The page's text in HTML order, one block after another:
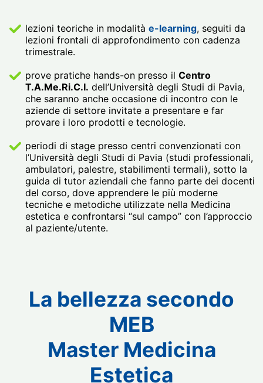
lezioni teoriche in modalitàe-learning, seguiti da
lezioni frontali di approfondimento con cadenza
trimestrale.
prove pratiche hands-on presso ilCentro
T.A.Me.Ri.C.I. dell’Università degli Studi di Pavia,
che saranno anche occasione di incontro con le
aziende di settore invitate a presentare e far
provare i loro prodotti e tecnologie.
periodi di stage presso centri convenzionati con
l’Università degli Studi di Pavia (studi professionali,
ambulatori, palestre, stabilimenti termali), sotto la
guida di tutor aziendali che fanno parte dei docenti
del corso, dove apprendere le più moderne
tecniche e metodiche utilizzate nella Medicina
estetica e confrontarsi “sul campo” con l’approccio
al paziente/utente.
La bellezza secondo
MEB
Master Medicina
Estetica